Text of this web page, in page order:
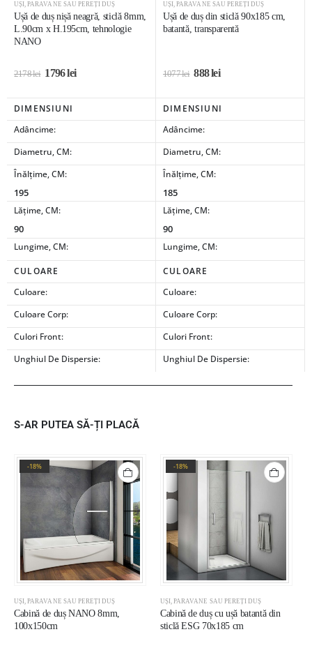
UȘI, PARAVANE SAU PEREȚI DUȘ
Ușă de duș nișă neagră, sticlă 8mm,
L.90cm x H.195cm, tehnologie
NANO
2178lei 1796lei
UȘI, PARAVANE SAU PEREȚI DUȘ
Ușă de duș din sticlă 90x185 cm,
batantă, transparentă
1077lei 888lei
DIMENSIUNI
DIMENSIUNI
Adâncime:
Adâncime:
Diametru, CM:
Diametru, CM:
Înălțime, CM:
195
Înălțime, CM:
185
Lățime, CM:
90
Lățime, CM:
90
Lungime, CM: Lungime, CM:
CULOARE
CULOARE
Culoare:
Culoare:
Culoare Corp:
Culoare Corp:
Culori Front:
Culori Front:
Unghiul De Dispersie:
Unghiul De Dispersie:
S-AR PUTEA SĂ-ȚI PLACĂ
-18%
UȘI, PARAVANE SAU PEREȚI DUȘ
Cabină de duș NANO 8mm,
100x150cm
-18%
UȘI, PARAVANE SAU PEREȚI DUȘ
Cabină de duș cu ușă batantă din
sticlă ESG 70x185 cm